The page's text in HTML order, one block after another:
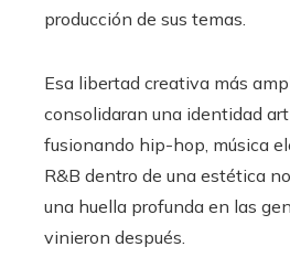
producción de sus temas.
Esa libertad creativa más
consolidaran una identidad
fusionando hip-hop, música
R&B dentro de una estética
una huella profunda en las
vinieron después.